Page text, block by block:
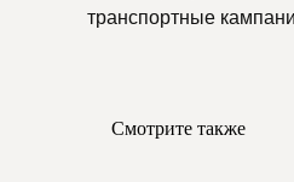
транспортные
Смотрите также